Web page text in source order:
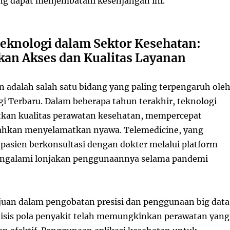
dalam Sektor Kesehatan:
Akses dan Kualitas Layanan
adalah salah satu bidang yang paling terpengaruh oleh
Terbaru. Dalam beberapa tahun terakhir, teknologi
kualitas perawatan kesehatan, mempercepat
menyelamatkan nyawa. Telemedicine, yang
berkonsultasi dengan dokter melalui platform
lonjakan penggunaannya selama pandemi
dalam pengobatan presisi dan penggunaan big data
pola penyakit telah memungkinkan perawatan yang